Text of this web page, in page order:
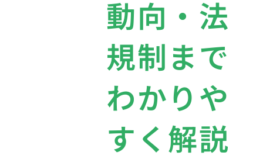
動向・法
規制まで
わかりや
すく解説